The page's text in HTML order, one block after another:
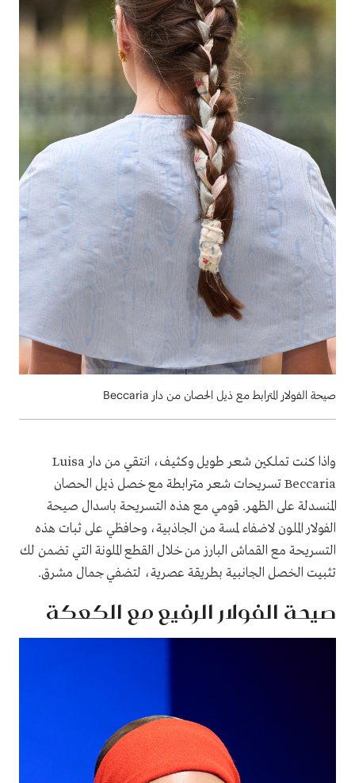
صيحة الفولار المترابط مع ذيل الحصان من دار Beccaria
واذا كنت تملكين شعر طويل وكثيف، انتقي من دار Luisa
Beccaria تسريحات شعر مترابطة مع خصل ذيل الحصان
المنسدلة على الظهر. قومي مع هذه التسريحة باسدال صيحة
الفولار الملون لاضفاء لمسة من الجاذبية، وحافظي على ثبات هذه
التسريحة مع القماش البارز من خلال القطع الملونة التي تضمن لك
تثبيت الخصل الجانبية بطريقة عصرية، لتضفي جمال مشرق.
صيحة الفولار الرفيع مع الكعكة